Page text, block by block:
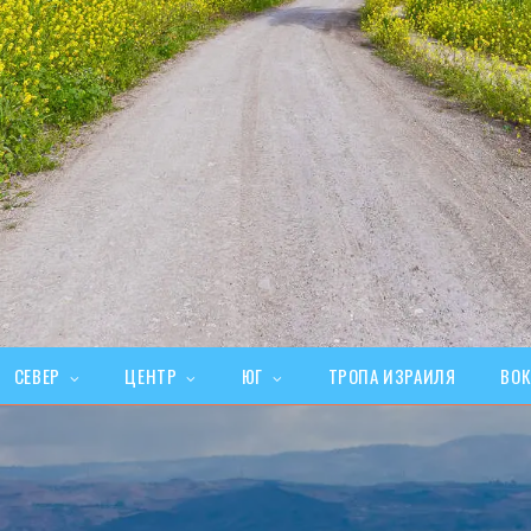
СЕВЕР ЦЕНТР ЮГ ТРОПА ИЗРАИЛЯ